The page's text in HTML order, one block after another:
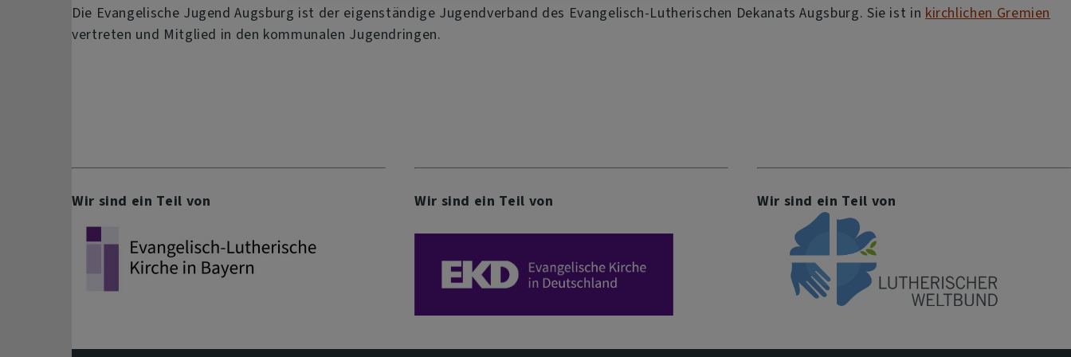
Die Evangelische Jugend Augsburg ist der eigenständige Jugendverband des Evangelisch-Lutherischen Dekanats Augsburg. Sie ist in kirchlichen Gremien
vertreten und Mitglied in den kommunalen Jugendringen.
Wir sind ein Teil von Wir sind ein Teil von Wir sind ein Teil von